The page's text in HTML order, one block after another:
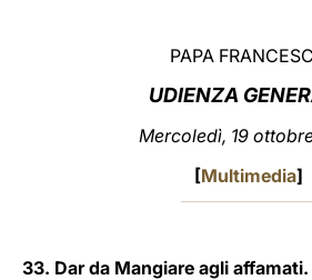
PAPA
UDIENZA
Mercoledì, 19
[Multimedia]
33. Dar da Mangiare agli